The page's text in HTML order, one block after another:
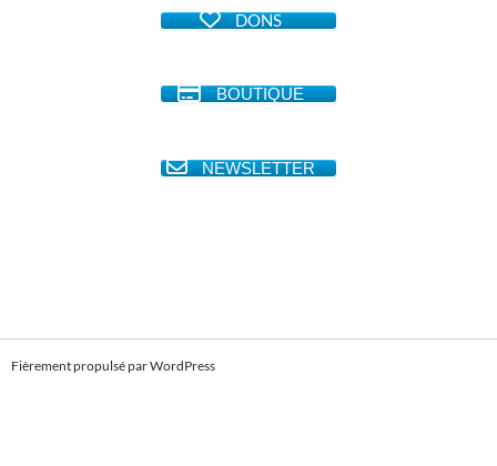
DONS
BOUTIQUE
NEWSLETTER
Fièrement propulsé par WordPress